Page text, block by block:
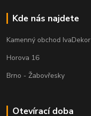
Kde nás najdete
Kamenný obchod IvaDekor
Horova 16
Brno - Žabovřesky
Otevírací doba